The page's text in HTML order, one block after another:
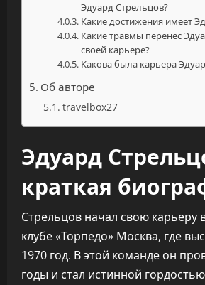
Эдуард Стрельцов?
Какие достижения имеет
Какие травмы перенес
своей карьере?
Какова была карьера
Об авторе
travelbox27_
Эдуард
краткая
Стрельцов начал свою карьеру
клубе «Торпедо» Москва, где
1970 год. В этой команде он
годы и стал истинной